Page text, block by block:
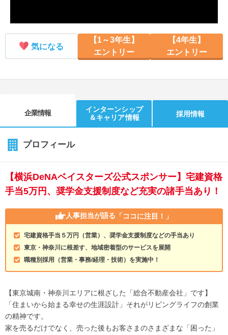
気になる
【1～3年生】
エントリー
【4年生】
エントリー
企業情報
インターンシップ
＆キャリア情報
採用情報
プロフィール
【横浜DeNAベイスターズ公式スポンサー】宅建資格
手当5万円、奨学金支援制度など充実の諸手当あり！
人事担当が語る 「ココに注目！」
宅建資格手当５万円（営業）、奨学金支援制度などの手当あり
東京・神奈川に根差す、地域密着型のサービスを展開
職種別採用（営業・事務/経理・技術）を実施中！
【東京城南・神奈川エリアに根ざした「総合不動産会社」です】
「住まいから始まる幸せの生涯設計」それがリビングライフの創業
の精神です。
家を売るだけでなく、売った後もお客さまのさまざまな「困った」